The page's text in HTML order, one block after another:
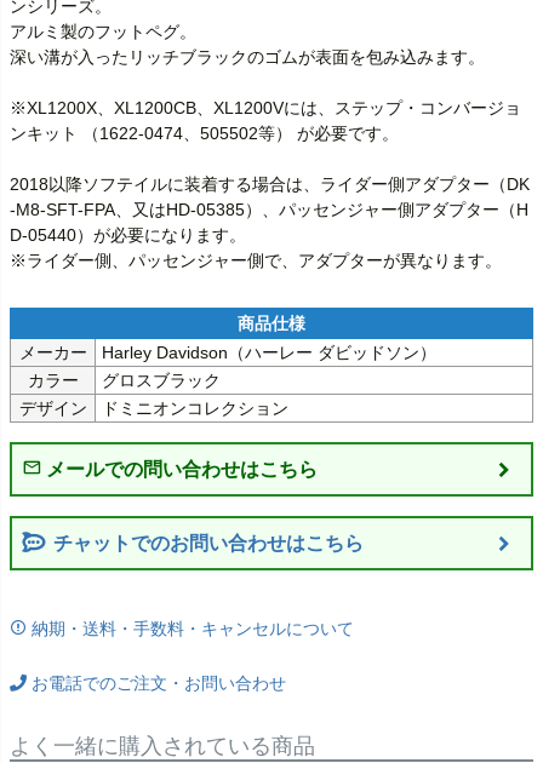
ンシリーズ。
アルミ製のフットペグ。
深い溝が入ったリッチブラックのゴムが表面を包み込みます。
※XL1200X、XL1200CB、XL1200Vには、ステップ・コンバージョ
ンキット （1622-0474、505502等） が必要です。
2018以降ソフテイルに装着する場合は、ライダー側アダプター（DK
-M8-SFT-FPA、又はHD-05385）、パッセンジャー側アダプター（H
D-05440）が必要になります。
※ライダー側、パッセンジャー側で、アダプターが異なります。
メーカー
Harley Davidson（ハーレー ダビッドソン）
カラー
グロスブラック
デザイン
ドミニオンコレクション
チャットでのお問い合わせはこちら
納期・送料・手数料・キャンセルについて
お電話でのご注文・お問い合わせ
よく一緒に購入されている商品